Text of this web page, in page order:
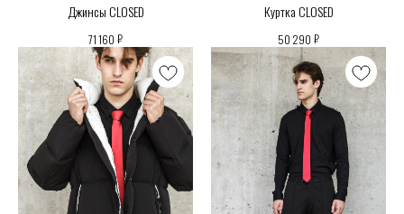
Джинсы CLOSED
71 160 ₽
Куртка CLOSED
50 290 ₽